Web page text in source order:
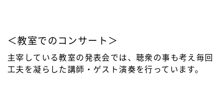
＜教室でのコンサート＞
主宰している教室の発表会では、聴衆の事も考え毎回
工夫を凝らした講師・ゲスト演奏を行っています。